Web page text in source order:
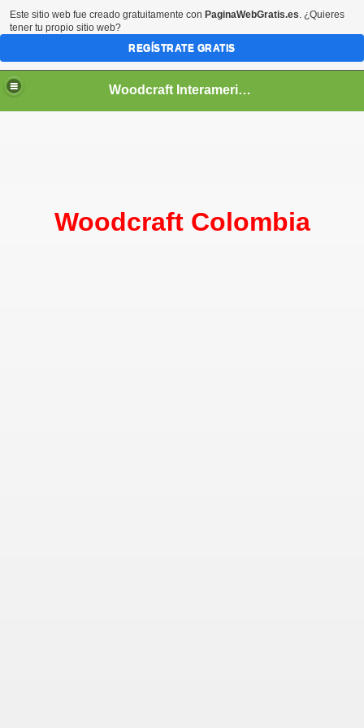
Woodcraft Interamericana
Woodcraft Colombia
Este sitio web fue creado gratuitamente con PaginaWebGratis.es. ¿Quieres
tener tu propio sitio web?
REGÍSTRATE GRATIS